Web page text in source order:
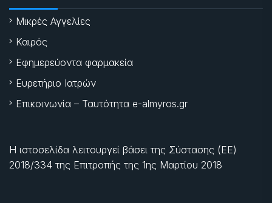
Μικρές Αγγελίες
Καιρός
Εφημερεύοντα φαρμακεία
Ευρετήριο Ιατρών
Επικοινωνία – Ταυτότητα e-almyros.gr
Η ιστοσελίδα λειτουργεί βάσει της Σύστασης (ΕΕ)
2018/334 της Επιτροπής της 1ης Μαρτίου 2018